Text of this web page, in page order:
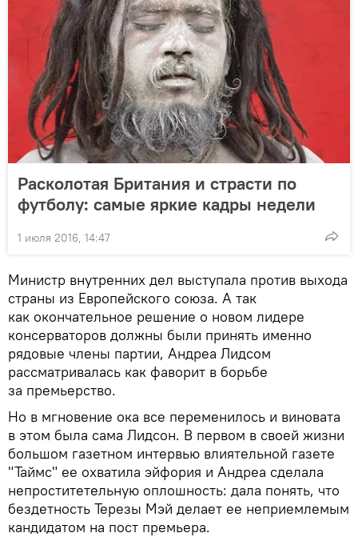
Расколотая Британия и страсти по
футболу: самые яркие кадры недели
1 июля 2016, 14:47
Министр внутренних дел выступала против выхода
страны из Европейского союза. А так
как окончательное решение о новом лидере
консерваторов должны были принять именно
рядовые члены партии, Андреа Лидсом
рассматривалась как фаворит в борьбе
за премьерство.
Но в мгновение ока все переменилось и виновата
в этом была сама Лидсон. В первом в своей жизни
большом газетном интервью влиятельной газете
"Таймс" ее охватила эйфория и Андреа сделала
непроститетельную оплошность: дала понять, что
бездетность Терезы Мэй делает ее неприемлемым
кандидатом на пост премьера.